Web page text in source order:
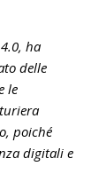
ha
delle
le
poiché
digitali e